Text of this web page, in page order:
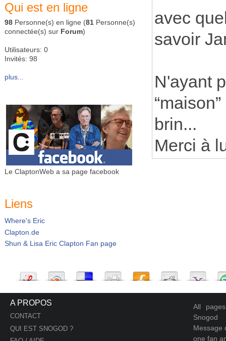
Qui est en ligne
98 Personne(s) en ligne (81 Personne(s)
connectée(s) sur Forum)
Utilisateurs: 0
Invités: 98
plus...
Le ClaptonWeb a sa page facebook
Liens
Where's Eric
Clapton.de
Shun & Lisa Eric Clapton Fan page
avec
savoir
N'ayant
brin...
Merci à
A PROPOS
CONTACT
QUI EST SNOGOD ?
All
Snogod
Message
one fan